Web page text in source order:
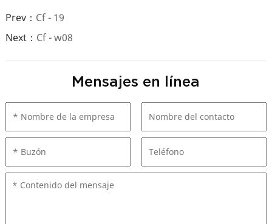
Prev： Cf - 19
Next： Cf - w08
Mensajes en línea